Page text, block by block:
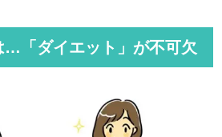
…「ダイエット」が不可欠